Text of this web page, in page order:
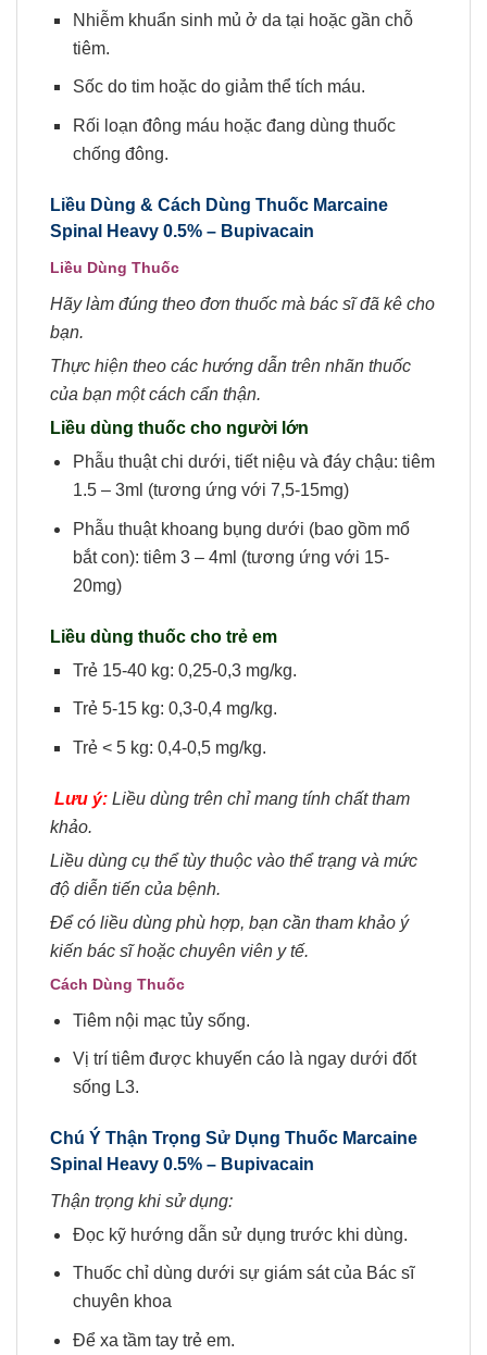
Nhiễm khuẩn sinh mủ ở da tại hoặc gần chỗ
tiêm.
Sốc do tim hoặc do giảm thể tích máu.
Rối loạn đông máu hoặc đang dùng thuốc
chống đông.
Liều Dùng & Cách Dùng Thuốc Marcaine
Spinal Heavy 0.5% – Bupivacain
Liều Dùng Thuốc
Hãy làm đúng theo đơn thuốc mà bác sĩ đã kê cho
bạn.
Thực hiện theo các hướng dẫn trên nhãn thuốc
của bạn một cách cẩn thận.
Liều dùng thuốc cho người lớn
Phẫu thuật chi dưới, tiết niệu và đáy chậu: tiêm
1.5 – 3ml (tương ứng với 7,5-15mg)
Phẫu thuật khoang bụng dưới (bao gồm mổ
bắt con): tiêm 3 – 4ml (tương ứng với 15-
20mg)
Liều dùng thuốc cho trẻ em
Trẻ 15-40 kg: 0,25-0,3 mg/kg.
Trẻ 5-15 kg: 0,3-0,4 mg/kg.
Trẻ < 5 kg: 0,4-0,5 mg/kg.
Lưu ý: Liều dùng trên chỉ mang tính chất tham
khảo.
Liều dùng cụ thể tùy thuộc vào thể trạng và mức
độ diễn tiến của bệnh.
Để có liều dùng phù hợp, bạn cần tham khảo ý
kiến bác sĩ hoặc chuyên viên y tế.
Cách Dùng Thuốc
Tiêm nội mạc tủy sống.
Vị trí tiêm được khuyến cáo là ngay dưới đốt
sống L3.
Chú Ý Thận Trọng Sử Dụng Thuốc Marcaine
Spinal Heavy 0.5% – Bupivacain
Thận trọng khi sử dụng:
Đọc kỹ hướng dẫn sử dụng trước khi dùng.
Thuốc chỉ dùng dưới sự giám sát của Bác sĩ
chuyên khoa
Để xa tầm tay trẻ em.